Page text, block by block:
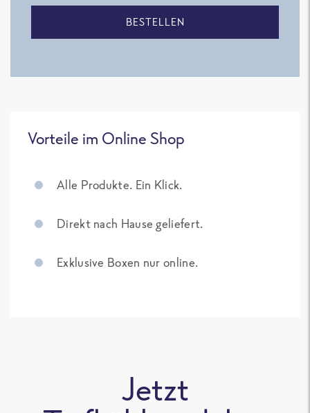
BESTELLEN
Vorteile im Online Shop
Alle Produkte. Ein Klick.
Direkt nach Hause geliefert.
Exklusive Boxen nur online.
Jetzt